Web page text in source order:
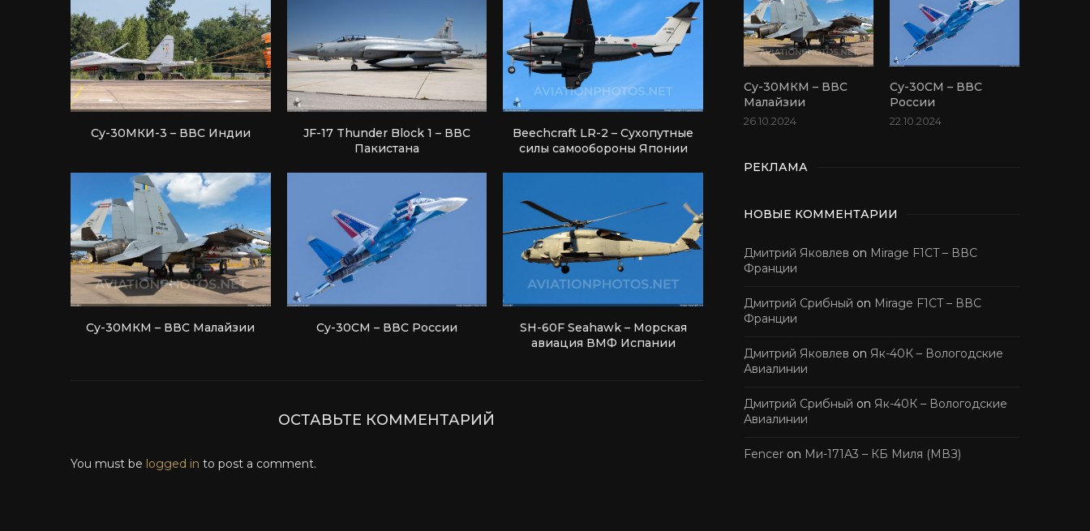
Су-30МКИ-3 – ВВС Индии
JF-17 Thunder Block 1 – ВВС
Пакистана
Beechcraft LR-2 – Сухопутные
силы самообороны Японии
Су-30МКМ – ВВС Малайзии Су-30СМ – ВВС России
SH-60F Seahawk – Морская
авиация ВМФ Испании
ОСТАВЬТЕ КОММЕНТАРИЙ
You must be logged in to post a comment.
Су-30МКМ – ВВС
Малайзии
26.10.2024
Су-30СМ – ВВС
России
22.10.2024
РЕКЛАМА
НОВЫЕ КОММЕНТАРИИ
Дмитрий Яковлев on Mirage F1CT – ВВС
Франции
Дмитрий Срибный on Mirage F1CT – ВВС
Франции
Дмитрий Яковлев on Як-40К – Вологодские
Авиалинии
Дмитрий Срибный on Як-40К – Вологодские
Авиалинии
Fencer on Ми-171А3 – КБ Миля (МВЗ)